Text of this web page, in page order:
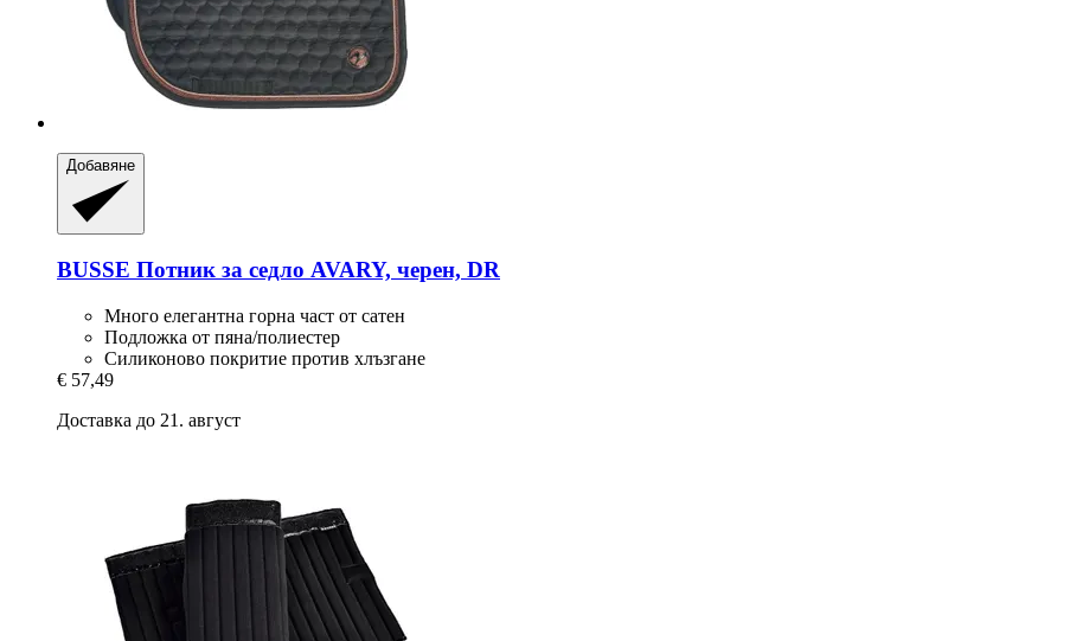
Добавяне
BUSSE Потник за седло AVARY, черен, DR
Много елегантна горна част от сатен
Подложка от пяна/полиестер
Силиконово покритие против хлъзгане
€ 57,49
Доставка до 21. август